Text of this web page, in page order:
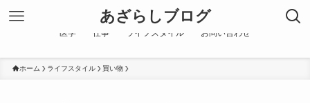
あざらしブログ
医学 仕事 ライフスタイル お問い合わせ
ホーム ライフスタイル 買い物